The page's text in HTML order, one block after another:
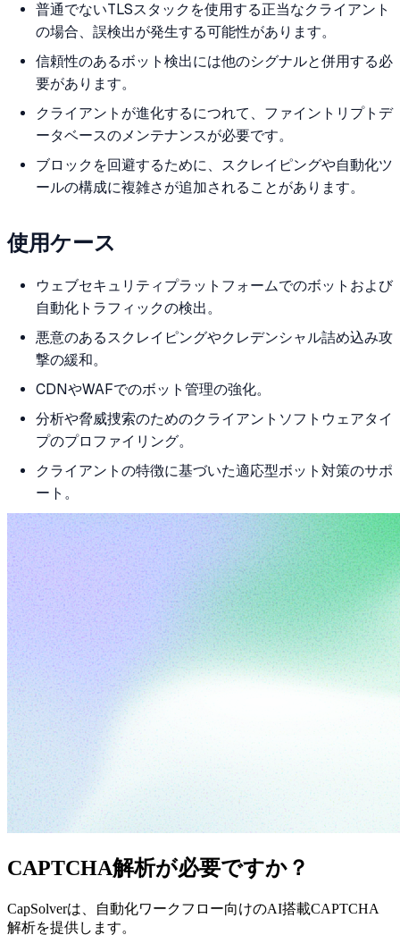
普通でないTLSスタックを使用する正当なクライアント
の場合、誤検出が発生する可能性があります。
信頼性のあるボット検出には他のシグナルと併用する必
要があります。
クライアントが進化するにつれて、ファイントリプトデ
ータベースのメンテナンスが必要です。
ブロックを回避するために、スクレイピングや自動化ツ
ールの構成に複雑さが追加されることがあります。
使用ケース
ウェブセキュリティプラットフォームでのボットおよび
自動化トラフィックの検出。
悪意のあるスクレイピングやクレデンシャル詰め込み攻
撃の緩和。
CDNやWAFでのボット管理の強化。
分析や脅威捜索のためのクライアントソフトウェアタイ
プのプロファイリング。
クライアントの特徴に基づいた適応型ボット対策のサポ
ート。
CAPTCHA解析が必要ですか？
CapSolverは、自動化ワークフロー向けのAI搭載CAPTCHA
解析を提供します。